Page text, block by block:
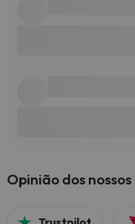
Opinião dos